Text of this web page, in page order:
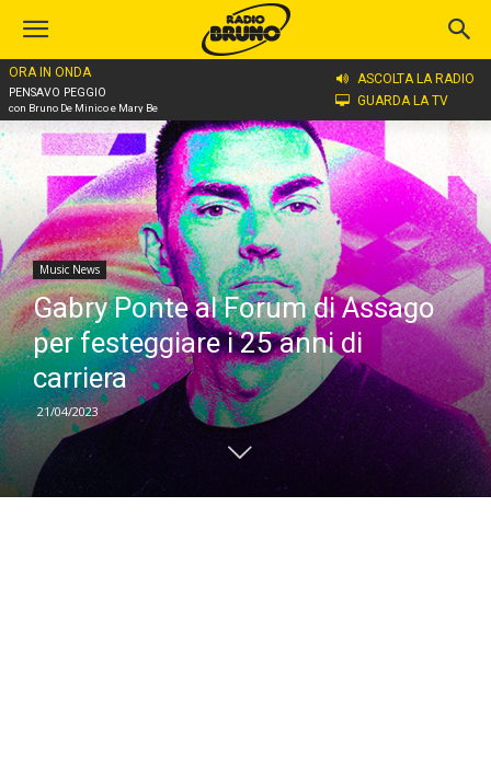
ORA IN ONDA
PENSAVO PEGGIO
con Bruno De Minico e Mary Be
ASCOLTA LA RADIO
GUARDA LA TV
Home
Music News
Gabry Ponte al Forum di Assago
per festeggiare i 25 anni di
carriera
21/04/2023